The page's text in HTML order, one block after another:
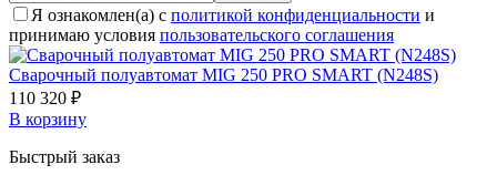
Я ознакомлен(а) с политикой конфиденциальности и
принимаю условия пользовательского соглашения
Cварочный полуавтомат MIG 250 PRO SMART (N248S)
110 320 ₽
В корзину
Быстрый заказ